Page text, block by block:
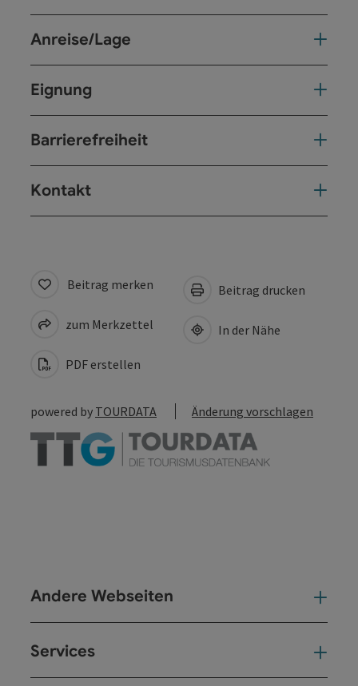
Anreise/Lage
Eignung
Barrierefreiheit
Kontakt
Beitrag merken
zum Merkzettel
PDF erstellen
Beitrag drucken
In der Nähe
powered by TOURDATA Änderung vorschlagen
Andere Webseiten
Services